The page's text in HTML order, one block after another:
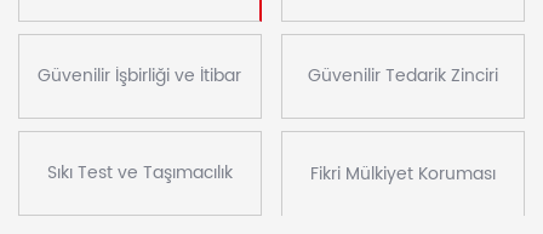
Güvenilir İşbirliği ve İtibar Güvenilir Tedarik Zinciri
Sıkı Test ve Taşımacılık Fikri Mülkiyet Koruması